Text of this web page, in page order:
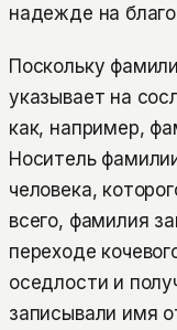
надежде на
Поскольку
указывает на
как, например,
Носитель
человека,
всего, фамилия
переходе
оседлости и
записывали имя